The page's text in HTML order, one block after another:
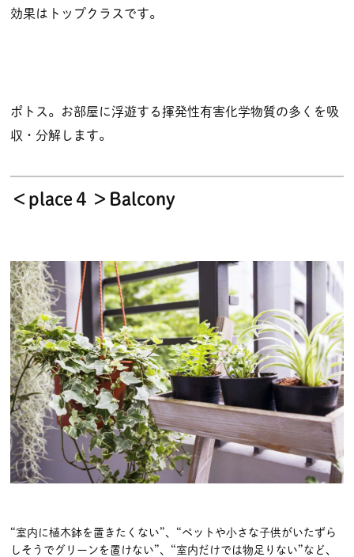
効果はトップクラスです。
ポトス。お部屋に浮遊する揮発性有害化学物質の多くを吸
収・分解します。
＜place４＞Balcony
“室内に植木鉢を置きたくない”、“ペットや小さな子供がいたずら
しそうでグリーンを置けない”、“室内だけでは物足りない”など、